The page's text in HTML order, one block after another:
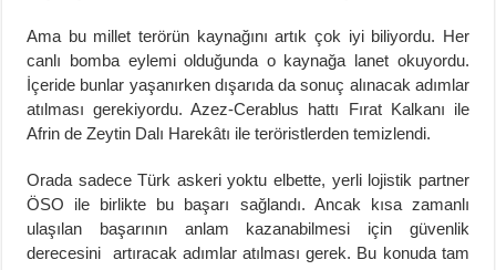
Ama bu millet terörün kaynağını artık çok iyi biliyordu. Her
canlı bomba eylemi olduğunda o kaynağa lanet okuyordu.
İçeride bunlar yaşanırken dışarıda da sonuç alınacak adımlar
atılması gerekiyordu. Azez-Cerablus hattı Fırat Kalkanı ile
Afrin de Zeytin Dalı Harekâtı ile teröristlerden temizlendi.
Orada sadece Türk askeri yoktu elbette, yerli lojistik partner
ÖSO ile birlikte bu başarı sağlandı. Ancak kısa zamanlı
ulaşılan başarının anlam kazanabilmesi için güvenlik
derecesini artıracak adımlar atılması gerek. Bu konuda tam